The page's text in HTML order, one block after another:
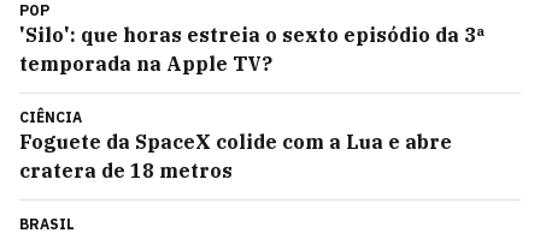
POP
'Silo': que horas estreia o sexto episódio da 3ª
temporada na Apple TV?
CIÊNCIA
Foguete da SpaceX colide com a Lua e abre
cratera de 18 metros
BRASIL